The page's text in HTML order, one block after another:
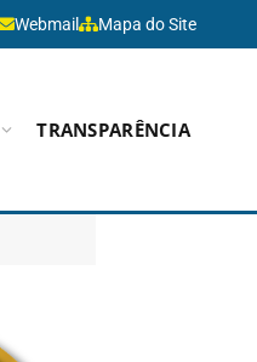
Webmail Mapa do Site
TRANSPARÊNCIA